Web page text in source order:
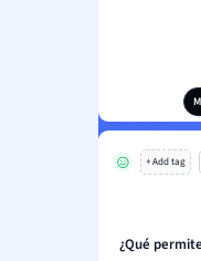
+ Add tag
¿Qué